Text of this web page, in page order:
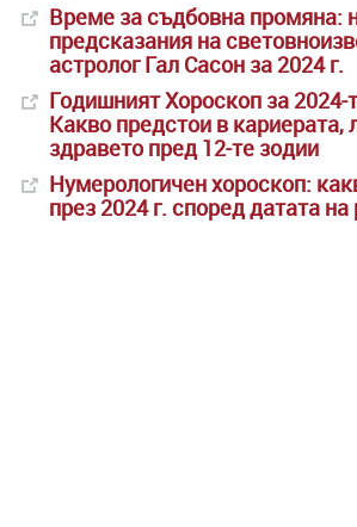
Време за съдбовна промяна:
предсказания на
астролог Гал Сасон за 2024 г.
Годишният Хороскоп за 2024-
Какво предстои в кариерата,
здравето пред 12-те зодии
Нумерологичен хороскоп:
през 2024 г. според датата